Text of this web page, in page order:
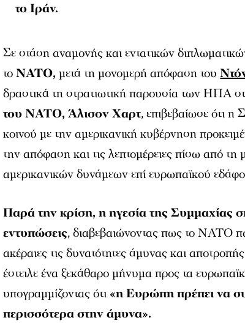
το Ιράν.
Σε στάση αναμονής και εντατικών
τοΝΑΤΟ, μετά τη μονομερή απόφαση του
δραστικά τη στρατιωτική παρουσία των ΗΠΑ
του ΝΑΤΟ, Άλισον Χαρτ, επιβεβαίωσε ότι η
κοινού με την αμερικανική κυβέρνηση
την απόφαση και τις λεπτομέρειες πίσω από
αμερικανικών δυνάμεων επί ευρωπαϊκού
Παρά την κρίση, η ηγεσία της Συμμαχίας
εντυπώσεις, διαβεβαιώνοντας πως το ΝΑΤΟ
ακέραιες τις δυνατότητες άμυνας και
έστειλε ένα ξεκάθαρο μήνυμα προς τα
υπογραμμίζοντας ότι «η Ευρώπη πρέπει να
περισσότερα στην άμυνα».